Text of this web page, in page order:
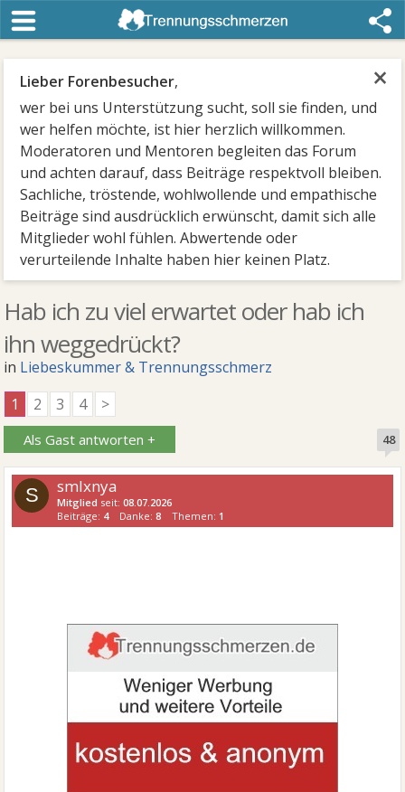
×
Lieber Forenbesucher,
wer bei uns Unterstützung sucht, soll sie finden, und
wer helfen möchte, ist hier herzlich willkommen.
Moderatoren und Mentoren begleiten das Forum
und achten darauf, dass Beiträge respektvoll bleiben.
Sachliche, tröstende, wohlwollende und empathische
Beiträge sind ausdrücklich erwünscht, damit sich alle
Mitglieder wohl fühlen. Abwertende oder
verurteilende Inhalte haben hier keinen Platz.
Hab ich zu viel erwartet oder hab ich
ihn weggedrückt?
in Liebeskummer & Trennungsschmerz
1
2 3 4 >
Als Gast antworten + 48
S smlxnya
Mitglied seit:08.07.2026
Beiträge: 4 Danke:8 Themen: 1